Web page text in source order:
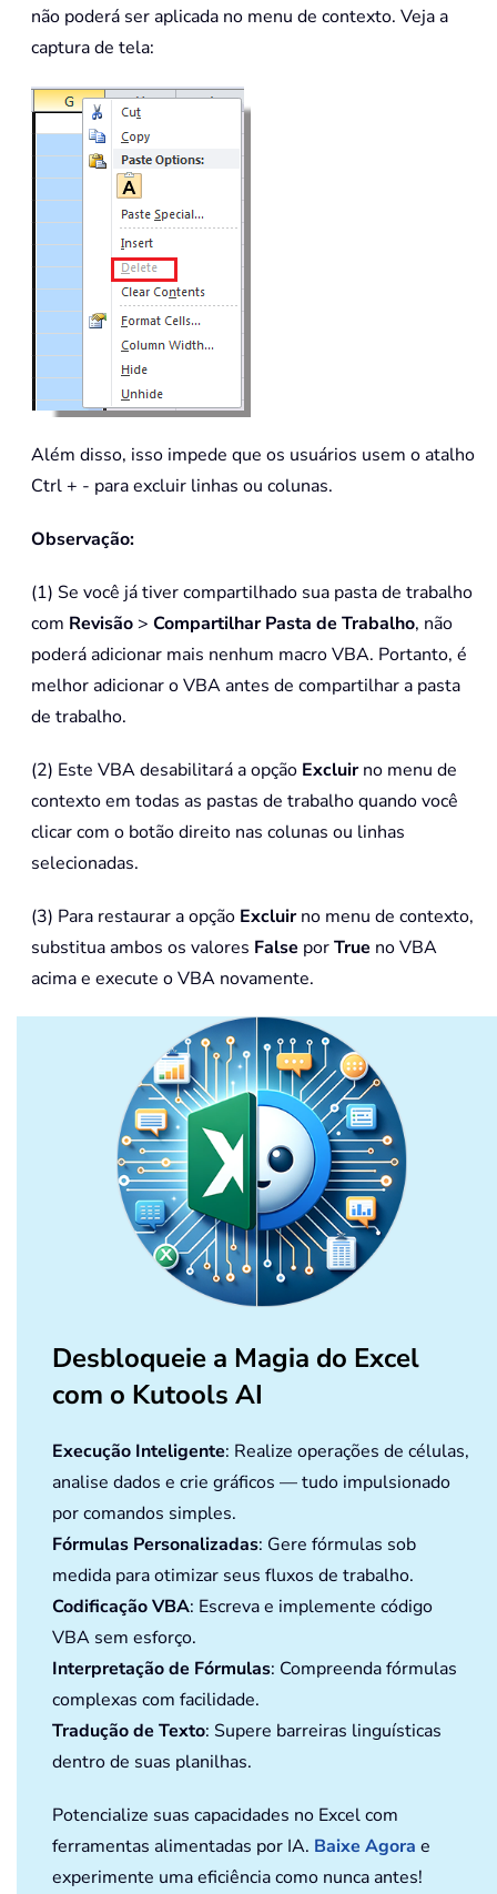
não poderá ser aplicada no menu de contexto. Veja a
captura de tela:
Além disso, isso impede que os usuários usem o atalho
Ctrl + - para excluir linhas ou colunas.
Observação:
(1) Se você já tiver compartilhado sua pasta de trabalho
com Revisão > Compartilhar Pasta de Trabalho, não
poderá adicionar mais nenhum macro VBA. Portanto, é
melhor adicionar o VBA antes de compartilhar a pasta
de trabalho.
(2) Este VBA desabilitará a opção Excluirno menu de
contexto em todas as pastas de trabalho quando você
clicar com o botão direito nas colunas ou linhas
selecionadas.
(3) Para restaurar a opção Excluirno menu de contexto,
substitua ambos os valores False porTrue no VBA
acima e execute o VBA novamente.
Desbloqueie a Magia do Excel
com o Kutools AI
Execução Inteligente: Realize operações de células,
analise dados e crie gráficos — tudo impulsionado
por comandos simples.
Fórmulas Personalizadas: Gere fórmulas sob
medida para otimizar seus fluxos de trabalho.
Codificação VBA: Escreva e implemente código
VBA sem esforço.
Interpretação de Fórmulas: Compreenda fórmulas
complexas com facilidade.
Tradução de Texto: Supere barreiras linguísticas
dentro de suas planilhas.
Potencialize suas capacidades no Excel com
ferramentas alimentadas por IA. Baixe Agora e
experimente uma eficiência como nunca antes!